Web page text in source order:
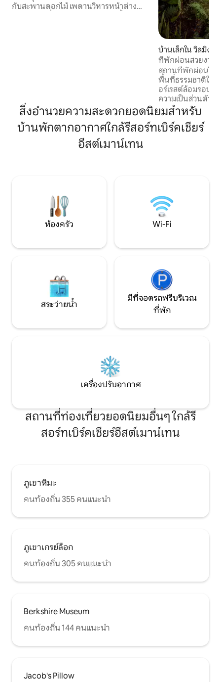
กับสะพานดอกไม้ เพดานวิหารหน้าต่าง
บ้านเล็กใน วิลมิงตั
ที่พักผ่อนสวยงามโ
สถานที่พักผ่อนใน
พื้นที่ธรรมชาติในภู
อร์เรสต์ล้อมรอบด้
ความเป็นส่วนตัวสมบูรณ์แบ
เพียง 5 นาทีไปยังร้
ร้านค้าชั้นเยี่ยมใน
นาที นอกจากนี้ยังใ
สิ่งอำนวยความสะดวกยอดนิยมสำหรับ
บ้านพักตากอากาศใกล้รีสอร์ทเบิร์คเชียร์
อีสต์เมาน์เทน
ห้องครัว Wi-Fi
สระว่ายน้ำ
มีที่จอดรถฟรีบริเวณ
ที่พัก
เครื่องปรับอากาศ
สถานที่ท่องเที่ยวยอดนิยมอื่นๆ ใกล้รี
สอร์ทเบิร์คเชียร์อีสต์เมาน์เทน
ภูเขาหิมะ
คนท้องถิ่น 355 คนแนะนำ
ภูเขาเกรย์ล็อก
คนท้องถิ่น 305 คนแนะนำ
Berkshire Museum
คนท้องถิ่น 144 คนแนะนำ
Jacob's Pillow